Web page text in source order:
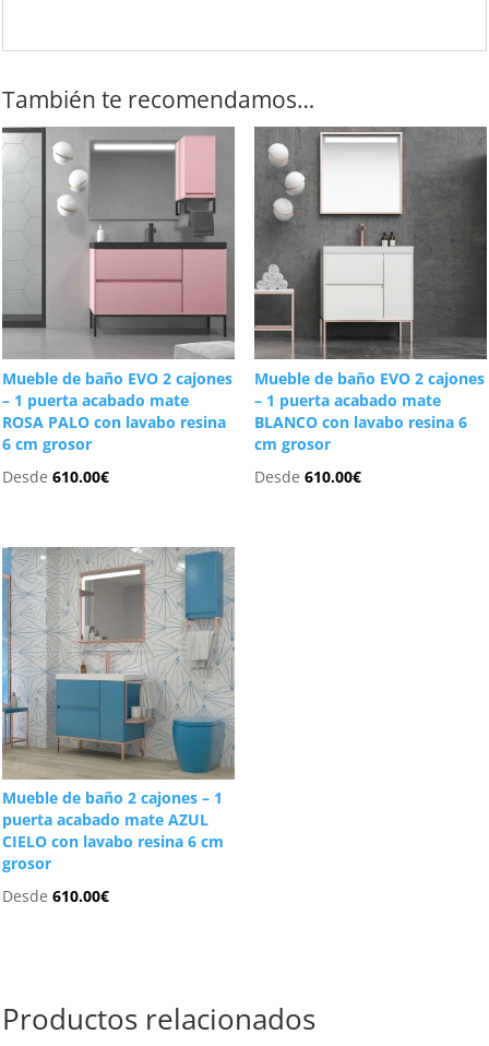
También te recomendamos…
Mueble de baño EVO 2 cajones
– 1 puerta acabado mate
ROSA PALO con lavabo resina
6 cm grosor
Desde610.00€
Mueble de baño EVO 2 cajones
– 1 puerta acabado mate
BLANCO con lavabo resina 6
cm grosor
Desde 610.00€
Mueble de baño 2 cajones – 1
puerta acabado mate AZUL
CIELO con lavabo resina 6 cm
grosor
Desde610.00€
Productos relacionados